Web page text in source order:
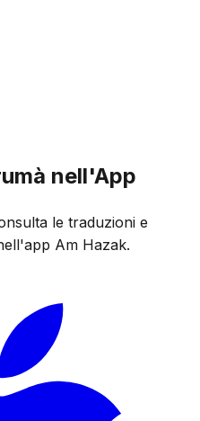
nell'App
le traduzioni e
Am Hazak.